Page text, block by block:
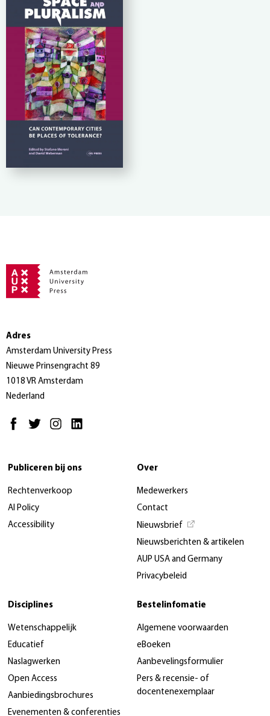
Adres
Amsterdam University Press
Nieuwe Prinsengracht 89
1018 VR Amsterdam
Nederland
Publiceren bij ons
Rechtenverkoop
AI Policy
Accessibility
Over
Medewerkers
Contact
Nieuwsbrief
Nieuwsberichten & artikelen
AUP USA and Germany
Privacybeleid
Disciplines
Wetenschappelijk
Educatief
Naslagwerken
Open Access
Aanbiedingsbrochures
Evenementen & conferenties
Bestelinfomatie
Algemene voorwaarden
eBoeken
Aanbevelingsformulier
Pers & recensie- of
docentenexemplaar